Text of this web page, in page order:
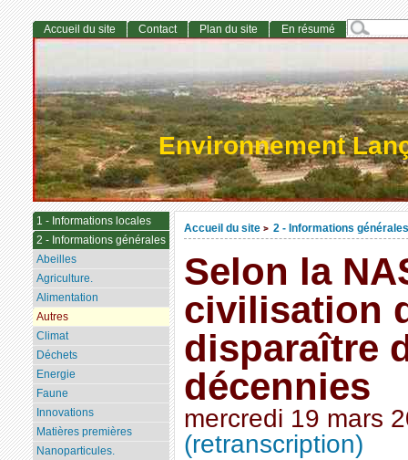
Environnement
Accueil du site > 2 - Informations générales
Selon la
civilisation
disparaître
décennies
mercredi 19 mars
(retranscription)
Accueil du site Contact Plan du site En résumé
1 - Informations locales
2 - Informations générales
Abeilles
Agriculture.
Alimentation
Autres
Climat
Déchets
Energie
Faune
Innovations
Matières premières
Nanoparticules.